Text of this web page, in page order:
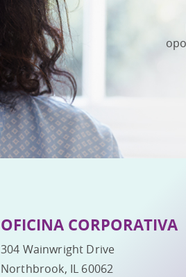
OFICINA CORPORATIVA
304 Wainwright Drive
Northbrook, IL 60062